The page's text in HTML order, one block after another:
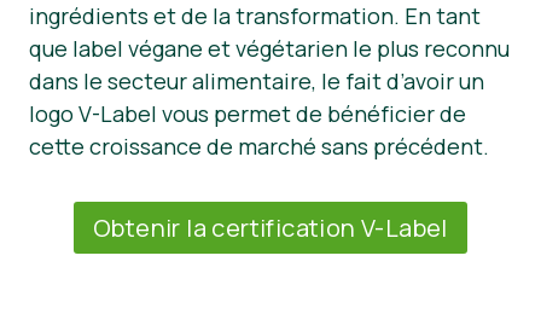
ingrédients et de la transformation. En tant
que label végane et végétarien le plus reconnu
dans le secteur alimentaire, le fait d’avoir un
logo V-Label vous permet de bénéficier de
cette croissance de marché sans précédent.
Obtenir la certification V-Label